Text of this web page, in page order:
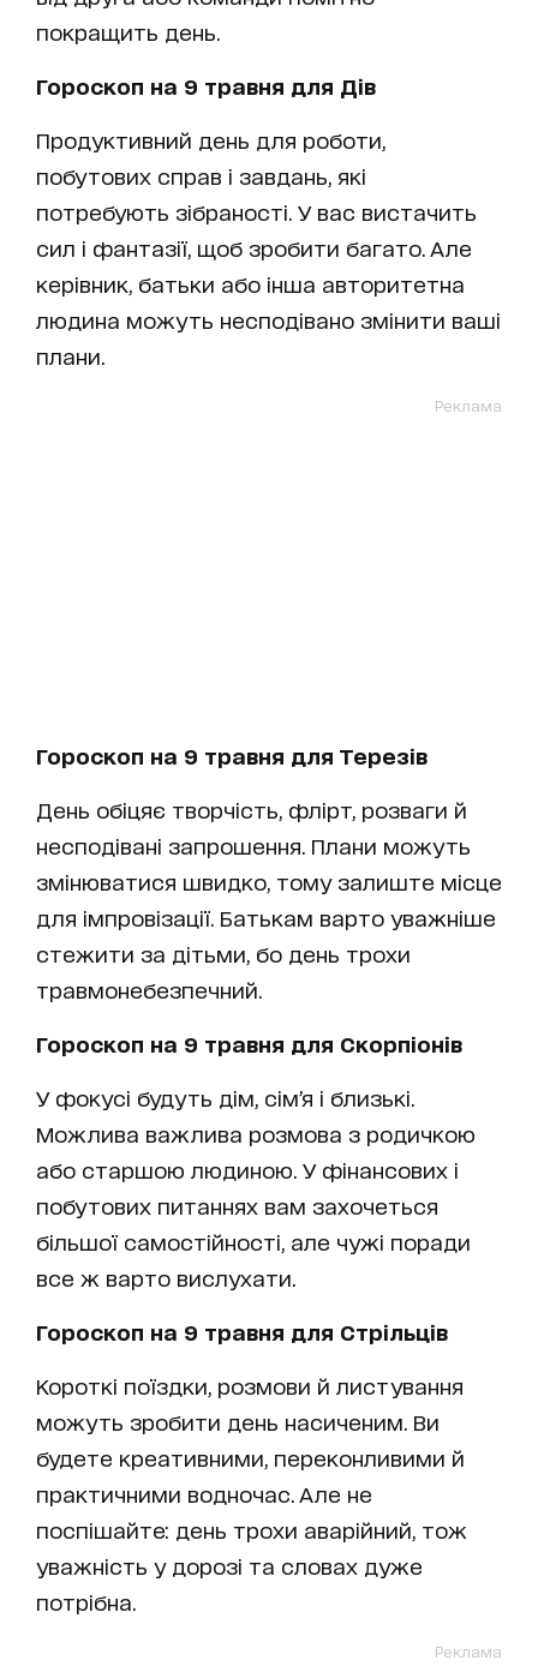
покращить день.
Гороскоп на 9 травня для Дів
Продуктивний день для роботи,
побутових справ і завдань, які
потребують зібраності. У вас вистачить
сил і фантазії, щоб зробити багато. Але
керівник, батьки або інша авторитетна
людина можуть несподівано змінити ваші
плани.
Реклама
Гороскоп на 9 травня для Терезів
День обіцяє творчість, флірт, розваги й
несподівані запрошення. Плани можуть
змінюватися швидко, тому залиште місце
для імпровізації. Батькам варто уважніше
стежити за дітьми, бо день трохи
травмонебезпечний.
Гороскоп на 9 травня для Скорпіонів
У фокусі будуть дім, сім’я і близькі.
Можлива важлива розмова з родичкою
або старшою людиною. У фінансових і
побутових питаннях вам захочеться
більшої самостійності, але чужі поради
все ж варто вислухати.
Гороскоп на 9 травня для Стрільців
Короткі поїздки, розмови й листування
можуть зробити день насиченим. Ви
будете креативними, переконливими й
практичними водночас. Але не
поспішайте: день трохи аварійний, тож
уважність у дорозі та словах дуже
потрібна.
Реклама